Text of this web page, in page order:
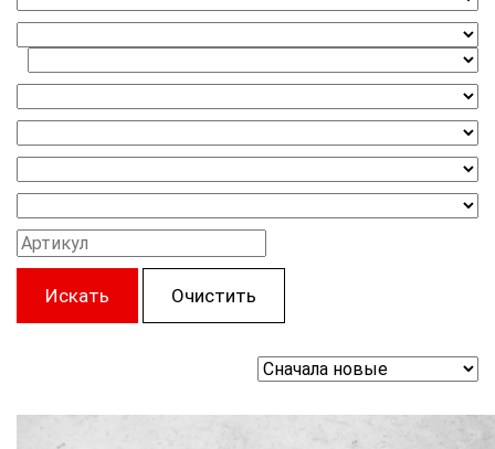
Искать Очистить